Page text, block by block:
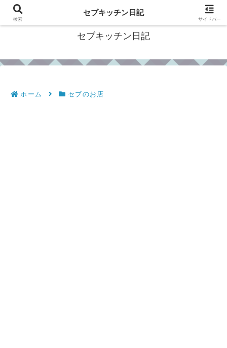
フィリピン・セブの移住情報やおすすめ食材・レシピを発信
セブキッチン日記
ホーム セブのお店
検索
セブキッチン日記
サイドバー